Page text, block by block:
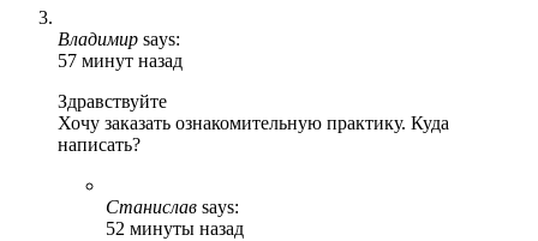
Владимир says:
57 минут назад
Здравствуйте
Хочу заказать ознакомительную практику. Куда
написать?
Станислав says:
52 минуты назад